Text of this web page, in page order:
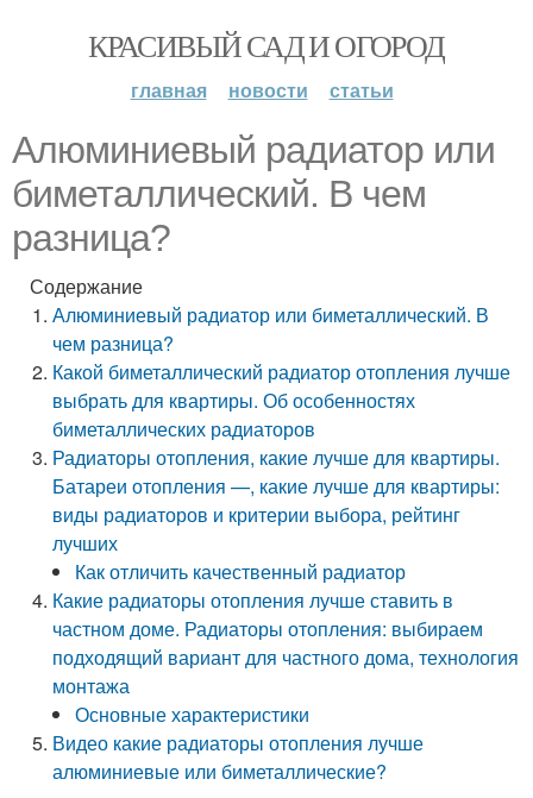
КРАСИВЫЙ САД И ОГОРОД
главная новости статьи
Алюминиевый радиатор или
биметаллический. В чем
разница?
Содержание
Алюминиевый радиатор или биметаллический. В
чем разница?
Какой биметаллический радиатор отопления лучше
выбрать для квартиры. Об особенностях
биметаллических радиаторов
Радиаторы отопления, какие лучше для квартиры.
Батареи отопления —, какие лучше для квартиры:
виды радиаторов и критерии выбора, рейтинг
лучших
Как отличить качественный радиатор
Какие радиаторы отопления лучше ставить в
частном доме. Радиаторы отопления: выбираем
подходящий вариант для частного дома, технология
монтажа
Основные характеристики
Видео какие радиаторы отопления лучше
алюминиевые или биметаллические?